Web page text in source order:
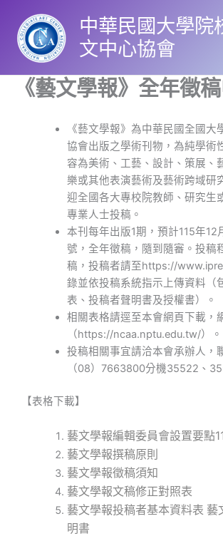
內
中華民國大學院
文中心協會
《藝文學報》全年徵
《藝文學報》為中華民國全國大
協會出版之學術刊物，為純學術
容為美術、工藝、設計、策展、
樂或其他表演藝術及藝術跨域研
迎全國各大專校院教師、研究生
專業人士投稿。
本刊每年出版1期，預計115年12
號，全年徵稿，隨到隨審。投稿
稿，投稿者請至https://
錄並依投稿系統指示上傳資料（
表、投稿者聲明書及授權書）。
相關表格請逕至本會網頁下載，
（https://ncaa.nptu.edu.tw/）。
投稿相關事宜請洽本會承辦人，
（08）7663800分機35522、
【表格下載】
藝文學報編輯委員會設置要點
藝文學報撰稿原則
藝文學報徵稿須知
藝文學報文稿修正對照表
藝文學報投稿者基本資料表 藝
明書